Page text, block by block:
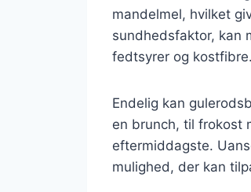
mandelmel, hvilket
sundhedsfaktor, kan
fedtsyrer og
Endelig kan
en brunch, til frokost
eftermiddagste.
mulighed, der kan